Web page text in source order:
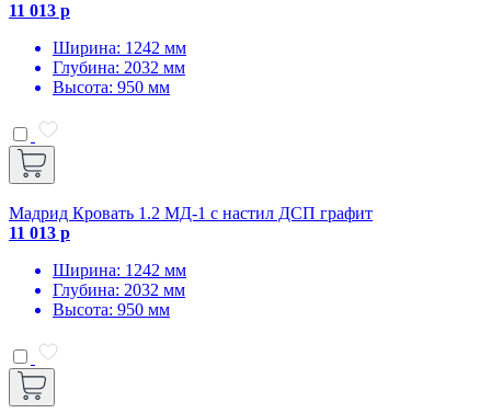
11 013 р
Ширина: 1242 мм
Глубина: 2032 мм
Высота: 950 мм
Мадрид Кровать 1.2 МД-1 с настил ДСП графит
11 013 р
Ширина: 1242 мм
Глубина: 2032 мм
Высота: 950 мм